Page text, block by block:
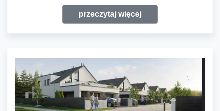
przeczytaj więcej